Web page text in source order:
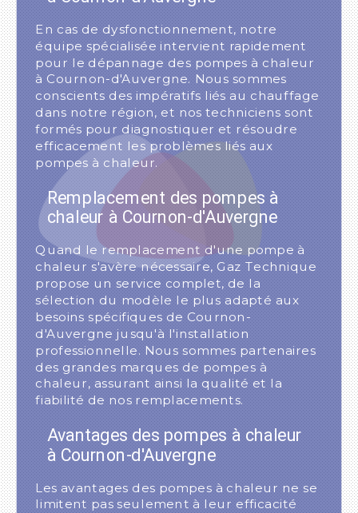
En cas de dysfonctionnement, notre
équipe spécialisée intervient rapidement
pour le dépannage des pompes à chaleur
à Cournon-d'Auvergne. Nous sommes
conscients des impératifs liés au chauffage
dans notre région, et nos techniciens sont
formés pour diagnostiquer et résoudre
efficacement les problèmes liés aux
pompes à chaleur.
Remplacement des pompes à
chaleur à Cournon-d'Auvergne
Quand le remplacement d'une pompe à
chaleur s'avère nécessaire, Gaz Technique
propose un service complet, de la
sélection du modèle le plus adapté aux
besoins spécifiques de Cournon-
d'Auvergne jusqu'à l'installation
professionnelle. Nous sommes partenaires
des grandes marques de pompes à
chaleur, assurant ainsi la qualité et la
fiabilité de nos remplacements.
Avantages des pompes à chaleur
à Cournon-d'Auvergne
Les avantages des pompes à chaleur ne se
limitent pas seulement à leur efficacité